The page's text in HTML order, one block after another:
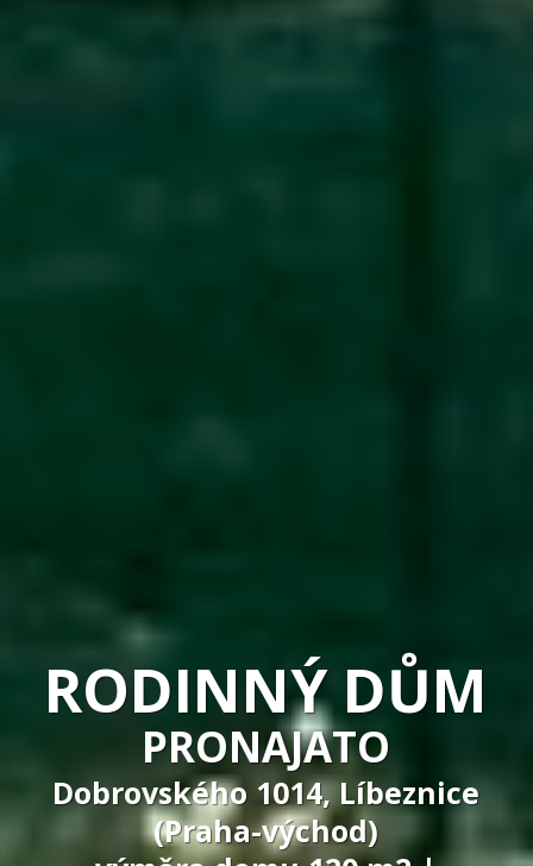
RODINNÝ DŮM
PRONAJATO
Dobrovského 1014, Líbeznice
(Praha-východ)